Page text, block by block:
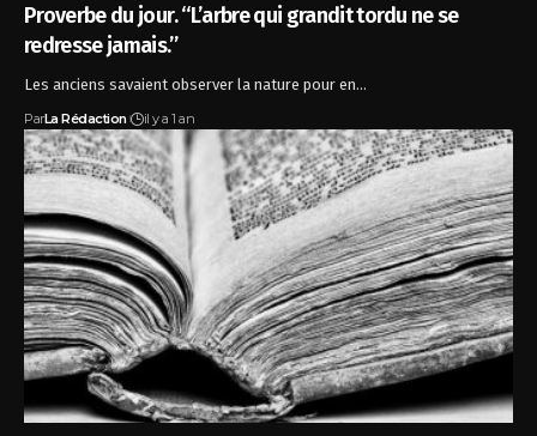
Proverbe du jour. “L’arbre qui grandit tordu ne se
redresse jamais.”
Les anciens savaient observer la nature pour en…
ParLa Rédaction il y a 1 an